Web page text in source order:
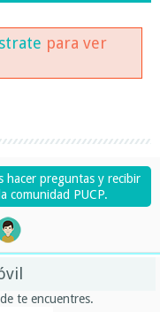
para ver
hacer preguntas y recibir
comunidad PUCP.
te encuentres.